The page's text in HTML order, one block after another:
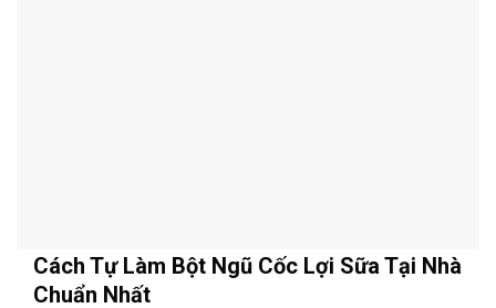
Cách Tự Làm Bột Ngũ Cốc Lợi Sữa Tại Nhà
Chuẩn Nhất